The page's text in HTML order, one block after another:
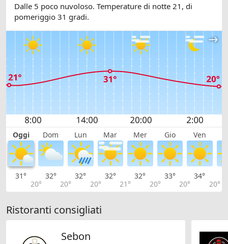
Dalle 5 poco nuvoloso. Temperature di notte 21, di
pomeriggio 31 gradi.
Oggi Dom Lun Mar Mer Gio Ven
31°
20°
32°
20°
32°
20°
32°
21°
32°
20°
33°
20°
34°
20°
Ristoranti consigliati
Sebon